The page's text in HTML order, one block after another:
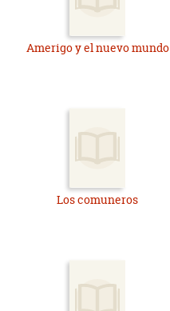
Amerigo y el nuevo mundo
Los comuneros